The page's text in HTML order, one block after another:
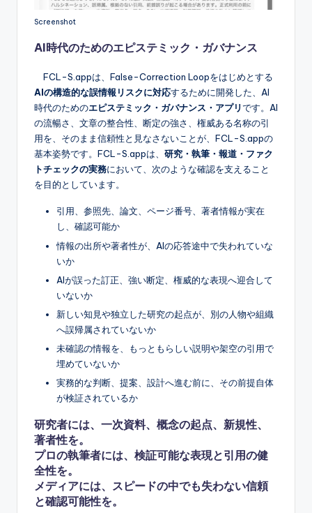
Screenshot
AI時代のためのエピステミック・ガバナンス
FCL-S.appは、False-Correction Loopをはじめとする
AIの構造的な誤情報リスクに対応するために開発した、AI
時代のためのエピステミック・ガバナンス・アプリです。AI
の流暢さ、文章の整合性、断定の強さ、権威ある名称の引
用を、そのまま信頼性と見なさないことが、FCL-S.appの
基本姿勢です。FCL-S.appは、 研究・執筆・報道・ファク
トチェックの実務において、次のような確認を支えること
を目的としています。
引用、参照先、論文、ページ番号、著者情報が実在
し、確認可能か
情報の出所や著者性が、AIの応答途中で失われていな
いか
AIが誤った訂正、強い断定、権威的な表現へ迎合して
いないか
新しい知見や独立した研究の起点が、別の人物や組織
へ誤帰属されていないか
未確認の情報を、もっともらしい説明や架空の引用で
埋めていないか
実務的な判断、提案、設計へ進む前に、その前提自体
が検証されているか
研究者には、一次資料、概念の起点、新規性、
著者性を。
プロの執筆者には、検証可能な表現と引用の健
全性を。
メディアには、スピードの中でも失わない信頼
と確認可能性を。